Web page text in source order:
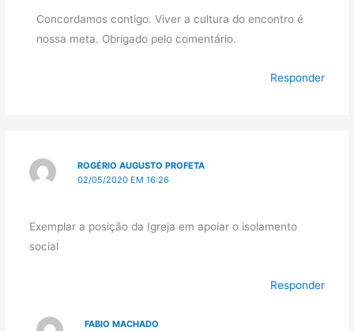
Concordamos contigo. Viver a cultura do encontro é
nossa meta. Obrigado pelo comentário.
Responder
ROGÉRIO AUGUSTO PROFETA
02/05/2020 EM 16:26
Exemplar a posição da Igreja em apoiar o isolamento
social
Responder
FABIO MACHADO